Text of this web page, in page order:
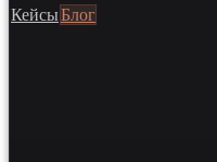
КейсыБлог